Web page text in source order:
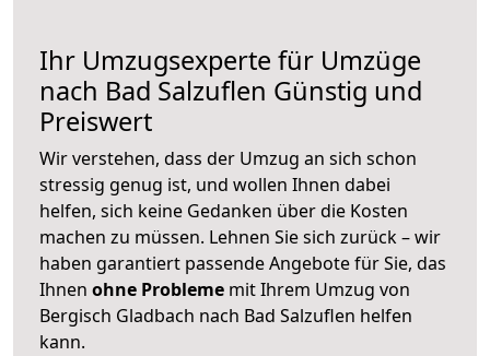
Ihr Umzugsexperte für Umzüge
nach Bad Salzuflen Günstig und
Preiswert
Wir verstehen, dass der Umzug an sich schon
stressig genug ist, und wollen Ihnen dabei
helfen, sich keine Gedanken über die Kosten
machen zu müssen. Lehnen Sie sich zurück – wir
haben garantiert passende Angebote für Sie, das
Ihnen ohne Probleme mit Ihrem Umzug von
Bergisch Gladbach nach Bad Salzuflen helfen
kann.